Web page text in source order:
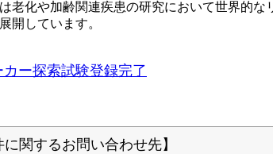
化や加齢関連疾患の研究において世界的な
開しています。
ー探索試験登録完了
に関するお問い合わせ先】